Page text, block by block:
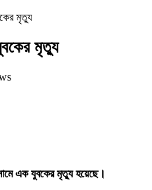
মৃত্যু
মৃত্যু
এক যুবকের মৃত্যু হয়েছে।